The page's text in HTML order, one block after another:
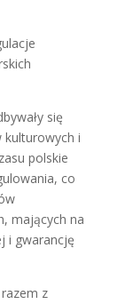
się
kulturowych i
polskie
co
mających na
i gwarancję
z